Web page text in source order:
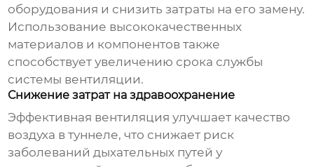
оборудования и снизить затраты на его замену.
Использование высококачественных
материалов и компонентов также
способствует увеличению срока службы
системы вентиляции.
Снижение затрат на здравоохранение
Эффективная вентиляция улучшает качество
воздуха в туннеле, что снижает риск
заболеваний дыхательных путей у